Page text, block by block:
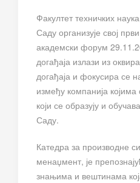
Факултет техничких
Саду организује свој
академски форум
догађаја излази из
догађаја и фокусира се
између компанија
који се образују и
Саду.
Катедра за производне
менаџмент, је
знањима и вештинама